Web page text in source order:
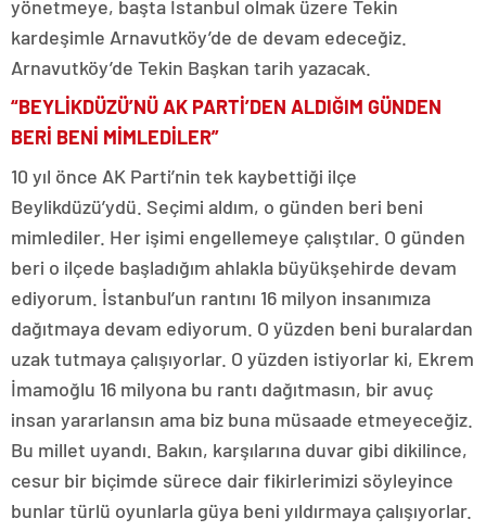
yönetmeye, başta İstanbul olmak üzere Tekin
kardeşimle Arnavutköy’de de devam edeceğiz.
Arnavutköy’de Tekin Başkan tarih yazacak.
“BEYLİKDÜZÜ’NÜ AK PARTİ’DEN ALDIĞIM GÜNDEN
BERİ BENİ MİMLEDİLER”
10 yıl önce AK Parti’nin tek kaybettiği ilçe
Beylikdüzü’ydü. Seçimi aldım, o günden beri beni
mimlediler. Her işimi engellemeye çalıştılar. O günden
beri o ilçede başladığım ahlakla büyükşehirde devam
ediyorum. İstanbul’un rantını 16 milyon insanımıza
dağıtmaya devam ediyorum. O yüzden beni buralardan
uzak tutmaya çalışıyorlar. O yüzden istiyorlar ki, Ekrem
İmamoğlu 16 milyona bu rantı dağıtmasın, bir avuç
insan yararlansın ama biz buna müsaade etmeyeceğiz.
Bu millet uyandı. Bakın, karşılarına duvar gibi dikilince,
cesur bir biçimde sürece dair fikirlerimizi söyleyince
bunlar türlü oyunlarla güya beni yıldırmaya çalışıyorlar.